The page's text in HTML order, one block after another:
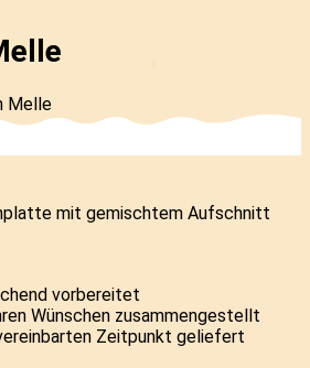
Melle
vorbereitet
Wünschen zusammengestellt
Zeitpunkt geliefert